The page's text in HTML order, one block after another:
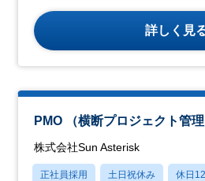
詳しく見
PMO （横断プロジェクト管理
株式会社Sun Asterisk
正社員採用 土日祝休み 休日